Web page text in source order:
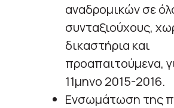
αναδρομικών σε
συνταξιούχους,
δικαστήρια και
προαπαιτούμενα,
11μηνο 2015-2016.
Ενσωμάτωση της